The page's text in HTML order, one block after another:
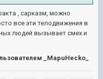
, сарказм, можно
все эти телодвижения в
людей вызывает смех и
_MapuHecko_